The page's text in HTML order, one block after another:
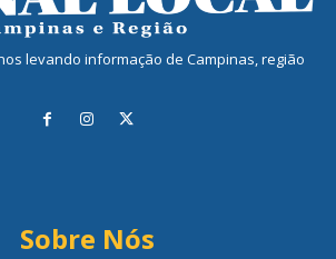
levando informação de Campinas, região
Sobre Nós